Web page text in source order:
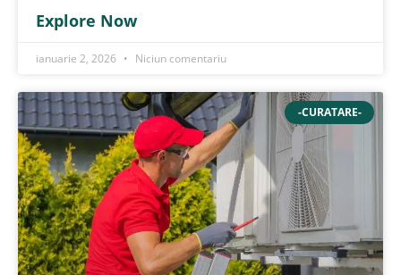
Explore Now
ianuarie 2, 2026 Niciun comentariu
-CURATARE-